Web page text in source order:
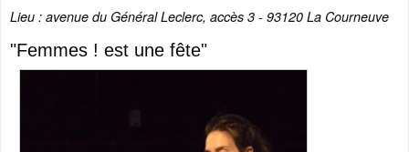
Lieu : avenue du Général Leclerc, accès 3 - 93120 La Courneuve
"Femmes ! est une fête"